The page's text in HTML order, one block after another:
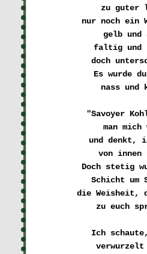
zu guter
nur noch ein
gelb
faltig und
doch
Es wurde
nass und
"Savoyer
man mich
und denkt,
von innen
Doch stetig
Schicht um
die Weisheit,
zu euch
Ich